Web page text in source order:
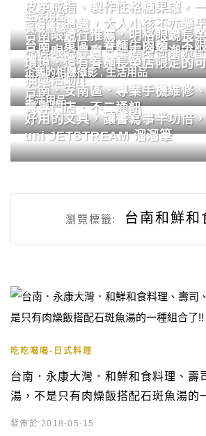
皮革戒指、製作性格糖果罐，
的手作體驗，大人小孩不亦樂乎
生活用品
台南眼鏡行推薦．明格眼鏡長
品牌眼鏡專賣．掌握時尚潮流
餐廳體驗
台南．東區．眷麵牛肉麵．不
環境．還有眷麵長榮店限定的
抽獎活動!!
企鵝的相機攝影,生活用品
台南．安南區．專業手機維修
賣專門店．不二通訊
生活用品
好用的文具，讓書寫事半功倍
uni JETSTREAM 溜溜筆
瀏覽標籤: 台南和鮮和
吃吃喝喝-日式料理
台南．永康大灣．和鮮和食料理、壽
湯，不是只有肉燥飯搭配石斑魚湯的
發佈於 2018-05-15